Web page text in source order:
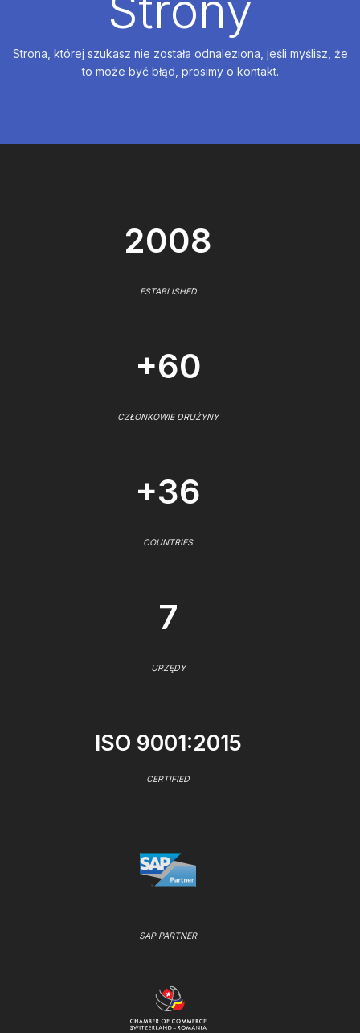
Strona, której szukasz nie została odnaleziona, jeśli myślisz, że
to może być błąd, prosimy o kontakt.
2008
ESTABLISHED
+60
CZŁONKOWIE DRUŻYNY
+36
COUNTRIES
7
URZĘDY
ISO 9001:2015
CERTIFIED
SAP PARTNER